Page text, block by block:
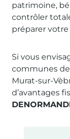
patrimoine,
contrôler
préparer votre
Si vous
communes de
Murat-sur-
d’avantages